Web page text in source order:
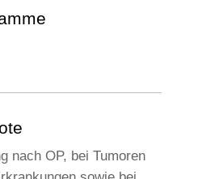
nach OP, bei Tumoren